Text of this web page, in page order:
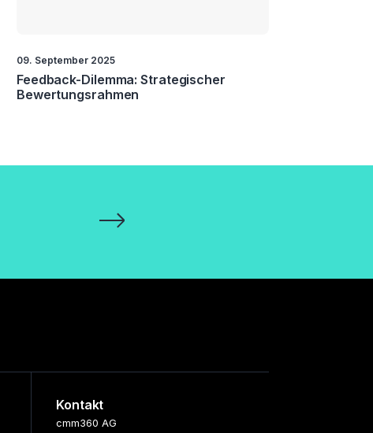
09. September 2025
Feedback-Dilemma: Strategischer
Bewertungsrahmen
Kontakt
cmm360 AG